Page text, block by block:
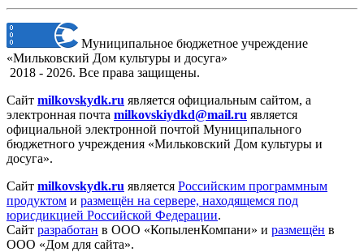
Муниципальное бюджетное учреждение
«Мильковский Дом культуры и досуга»
2018 - 2026. Все права защищены.
Сайт milkovskydk.ru является официальным сайтом, а
электронная почта milkovskiydkd@mail.ru является
официальной электронной почтой Муниципального
бюджетного учреждения «Мильковский Дом культуры и
досуга».
Сайт milkovskydk.ru является Российским программным
продуктом и размещён на сервере, находящемся под
юрисдикцией Российской Федерации.
Сайт разработан в ООО «КопыленКомпани» и размещён в
ООО «Дом для сайта».